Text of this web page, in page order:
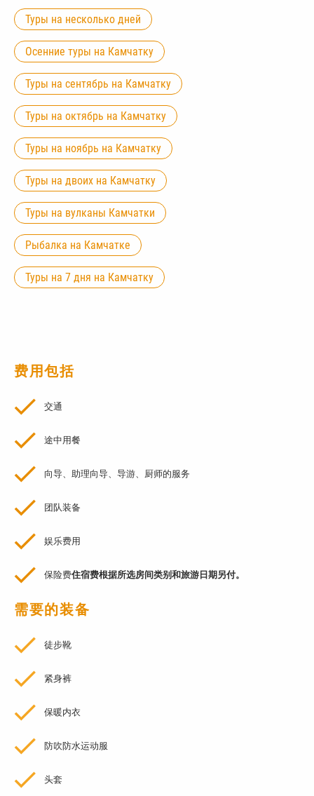
Туры на несколько дней
Осенние туры на Камчатку
Туры на сентябрь на Камчатку
Туры на октябрь на Камчатку
Туры на ноябрь на Камчатку
Туры на двоих на Камчатку
Туры на вулканы Камчатки
Рыбалка на Камчатке
Туры на 7 дня на Камчатку
费用包括
交通
途中用餐
向导、助理向导、导游、厨师的服务
团队装备
娱乐费用
保险费住宿费根据所选房间类别和旅游日期另付。
需要的装备
徒步靴
紧身裤
保暖内衣
防吹防水运动服
头套